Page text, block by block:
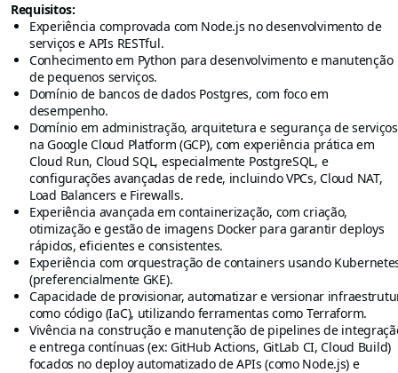
Requisitos:
Experiência comprovada com Node.js no desenvolvimento de
serviços e APIs RESTful.
Conhecimento em Python para desenvolvimento e manutenção
de pequenos serviços.
Domínio de bancos de dados Postgres, com foco em
desempenho.
Domínio em administração, arquitetura e segurança de serviços
na Google Cloud Platform (GCP), com experiência prática em
Cloud Run, Cloud SQL, especialmente PostgreSQL, e
configurações avançadas de rede, incluindo VPCs, Cloud NAT,
Load Balancers e Firewalls.
Experiência avançada em containerização, com criação,
otimização e gestão de imagens Docker para garantir deploys
rápidos, eficientes e consistentes.
Experiência com orquestração de containers usando
(preferencialmente GKE).
Capacidade de provisionar, automatizar e versionar
como código (IaC), utilizando ferramentas como Terraform.
Vivência na construção e manutenção de pipelines de
e entrega contínuas (ex: GitHub Actions, GitLab CI, Cloud Build)
focados no deploy automatizado de APIs (como Node.js) e